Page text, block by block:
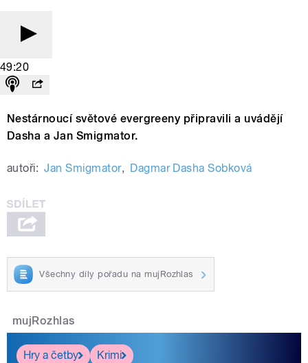
49:20
Nestárnoucí světové evergreeny připravili a uvádějí
Dasha a Jan Smigmator.
autoři: Jan Smigmator, Dagmar Dasha Sobková
Všechny díly pořadu na mujRozhlas
mujRozhlas
Hry a četby
Krimi